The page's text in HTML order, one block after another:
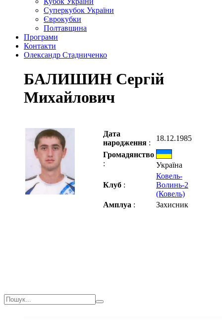
Суперкубок України
Єврокубки
Полтавщина
Програми
Контакти
Олександр Стадниченко
БАЛИШИН Сергій
Михайлович
Дата
народження :
18.12.1985
Громадянство
:
Україна
Клуб :
Ковель-
Волинь-2
(Ковель)
Амплуа : Захисник